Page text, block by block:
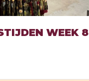
WEEK 8